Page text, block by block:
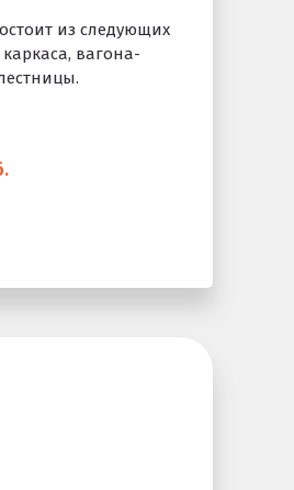
из следующих
вагона-